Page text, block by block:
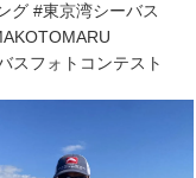
グ #東京湾シーバス
スフォトコンテスト